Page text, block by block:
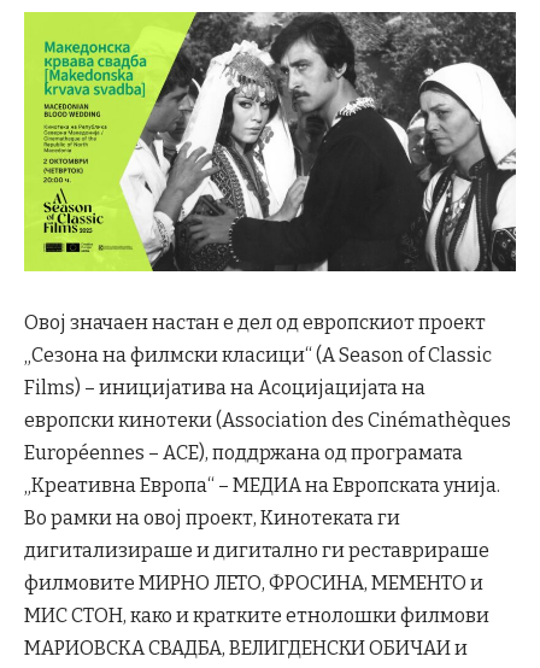
Овој значаен настан е дел од европскиот проект
„Сезона на филмски класици“ (A Season of Classic
Films) – иницијатива на Асоцијацијата на
европски кинотеки (Association des Cinémathèques
Européennes – ACE), поддржана од програмата
„Креативна Европа“ – МЕДИА на Европската унија.
Во рамки на овој проект, Кинотеката ги
дигитализираше и дигитално ги реставрираше
филмовите МИРНО ЛЕТО, ФРОСИНА, МЕМЕНТО и
МИС СТОН, како и кратките етнолошки филмови
МАРИОВСКА СВАДБА, ВЕЛИГДЕНСКИ ОБИЧАИ и